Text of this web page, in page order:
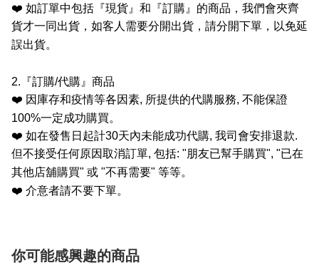
❤️ 如訂單中包括『現貨』和『訂購』的商品，我們會夾齊
貨才一同出貨，如客人需要分開出貨，請分開下單，以免延
誤出貨。
2. 『訂購/代購』商品
❤️ 因庫存和疫情等各因素, 所提供的代購服務, 不能保證
100%一定成功購買。
❤️ 如在發售日起計30天內未能成功代購, 我司會安排退款.
但不接受任何原因取消訂單, 包括: "朋友已幫手購買", "已在
其他店舖購買" 或 "不再需要" 等等。
❤️ 介意者請不要下單。
你可能感興趣的商品